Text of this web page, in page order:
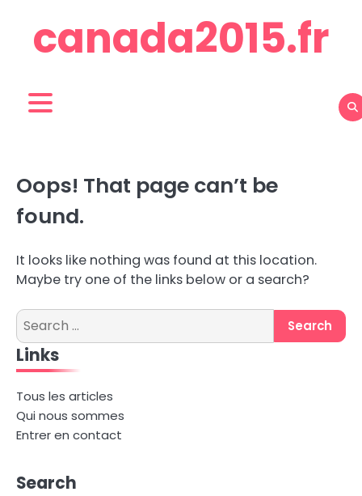
contentcanada2015.fr
Oops! That page can’t be
found.
It looks like nothing was found at this location.
Maybe try one of the links below or a search?
Search
for:
Links
Tous les articles
Qui nous sommes
Entrer en contact
Search